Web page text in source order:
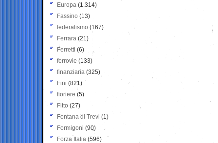
Europa (1.314)
Fassino (13)
federalismo (167)
Ferrara (21)
Ferretti (6)
ferrovie (133)
finanziaria (325)
Fini (821)
fioriere (5)
Fitto (27)
Fontana di Trevi (1)
Formigoni (90)
Forza Italia (596)